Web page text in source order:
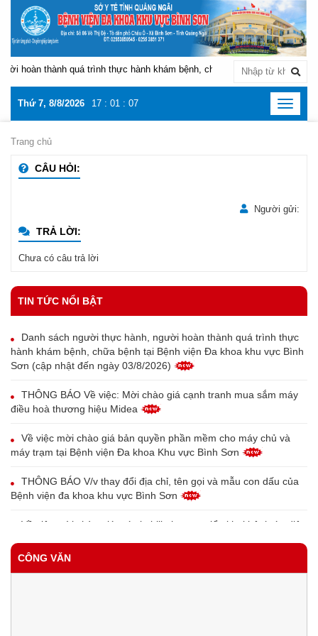
hoàn thành quá trình thực hành khám bệnh, chữa bệnh tại Bệnh viện
Thứ 7, 8/8/2026 17 : 01 : 08
Toggle
Trang chủ
CÂU HỎI:
Người gửi:
TRẢ LỜI:
Chưa có câu trả lời
TIN TỨC NỔI BẬT
Danh sách người thực hành, người hoàn thành quá trình thực
hành khám bệnh, chữa bệnh tại Bệnh viện Đa khoa khu vực Bình
Sơn (cập nhật đến ngày 03/8/2026)
THÔNG BÁO Về việc: Mời chào giá cạnh tranh mua sắm máy
điều hoà thương hiệu Midea
Về việc mời chào giá bản quyền phần mềm cho máy chủ và
máy trạm tại Bệnh viện Đa khoa Khu vực Bình Sơn
THÔNG BÁO V/v thay đổi địa chỉ, tên gọi và mẫu con dấu của
Bệnh viện đa khoa khu vực Bình Sơn
Về việc mời chào giá máy in bill phục vụ triển khai bệnh án điện
CÔNG VĂN